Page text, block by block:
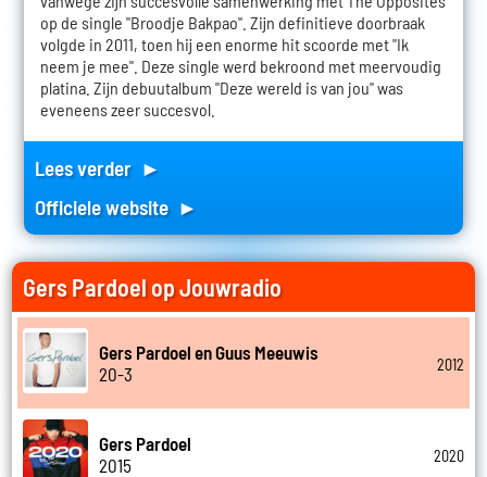
op de single "Broodje Bakpao". Zijn definitieve doorbraak
volgde in 2011, toen hij een enorme hit scoorde met "Ik
neem je mee". Deze single werd bekroond met meervoudig
platina. Zijn debuutalbum "Deze wereld is van jou" was
eveneens zeer succesvol.
Lees verder ►
Officiele website ►
Gers Pardoel op Jouwradio
Gers Pardoel en Guus Meeuwis
20-3
2012
Gers Pardoel
2015
2020